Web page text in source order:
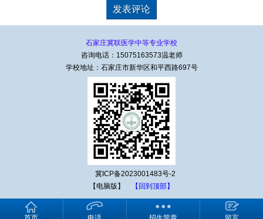
石家庄冀联医学中等专业学校
咨询电话：15075163573温老师
学校地址：石家庄市新华区和平西路697号
冀ICP备2023001483号-2
【电脑版】
【回到顶部】